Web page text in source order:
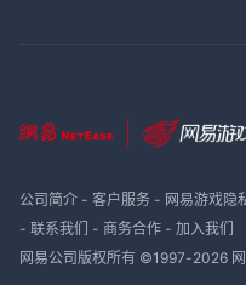
公司简介- 客户服务- 网易游戏隐
- 联系我们 - 商务合作- 加入我们
网易公司版权所有 ©1997-2026